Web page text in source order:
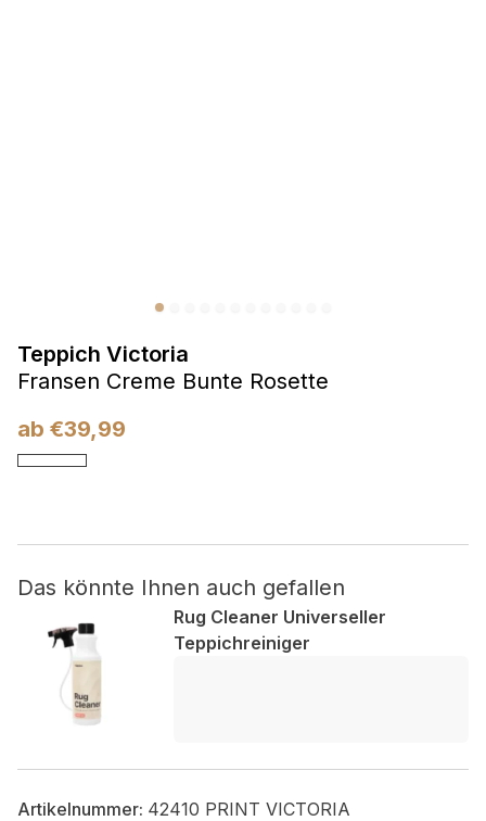
Teppich Victoria
Fransen Creme Bunte Rosette
ab €39,99
Das könnte Ihnen auch gefallen
Rug Cleaner Universeller
Teppichreiniger
Artikelnummer: 42410 PRINT VICTORIA
Marketing
Websites hinweg zu verfolgen. Das Ziel ist es, Anzeigen
anzuzeigen, die für den einzelnen Benutzer relevant und
ansprechend sind und somit wertvoller für Herausgeber und
Nicht kategorisiert.
Andere nicht kategorisierte Cookies sind solche, die
analysiert werden und noch keiner Kategorie zugeordnet
wurden.